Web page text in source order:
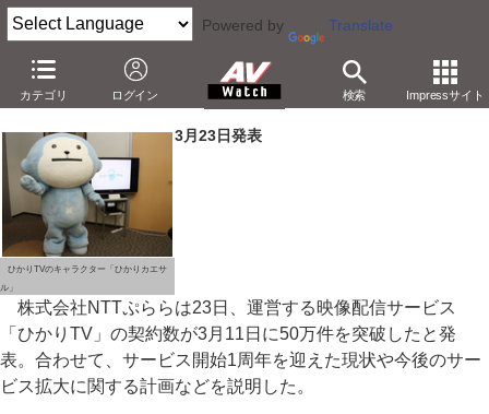
Powered by Translate
カテゴリ ログイン 検索 Impressサイト
「ひかりTV」契約数が50万件突破。録画機能などの計画も
－地デジ再配信は年度内17エリア、BSは第2四半期に
ひかりTVのキャラクター「ひかりカエサ
ル」
3月23日発表
株式会社NTTぷららは23日、運営する映像配信サービス
「ひかりTV」の契約数が3月11日に50万件を突破したと発
表。合わせて、サービス開始1周年を迎えた現状や今後のサー
ビス拡大に関する計画などを説明した。